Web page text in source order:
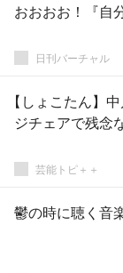
おおおお！『自
日刊バーチャル
【しょこたん】
ジチェアで残念
芸能トピ＋＋
鬱の時に聴く音